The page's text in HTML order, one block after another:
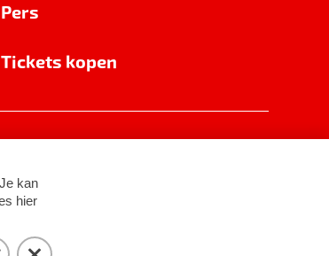
Pers
Tickets kopen